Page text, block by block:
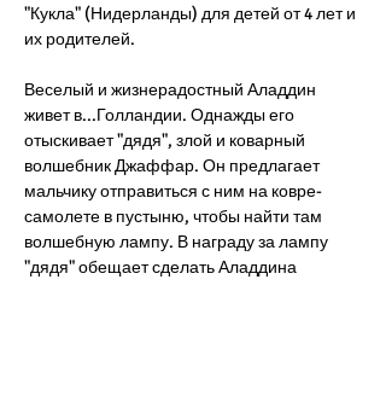
"Кукла" (Нидерланды) для детей от 4 лет и
их родителей.
Веселый и жизнерадостный Аладдин
живет в...Голландии. Однажды его
отыскивает "дядя", злой и коварный
волшебник Джаффар. Он предлагает
мальчику отправиться с ним на ковре-
самолете в пустыню, чтобы найти там
волшебную лампу. В награду за лампу
"дядя" обещает сделать Аладдина